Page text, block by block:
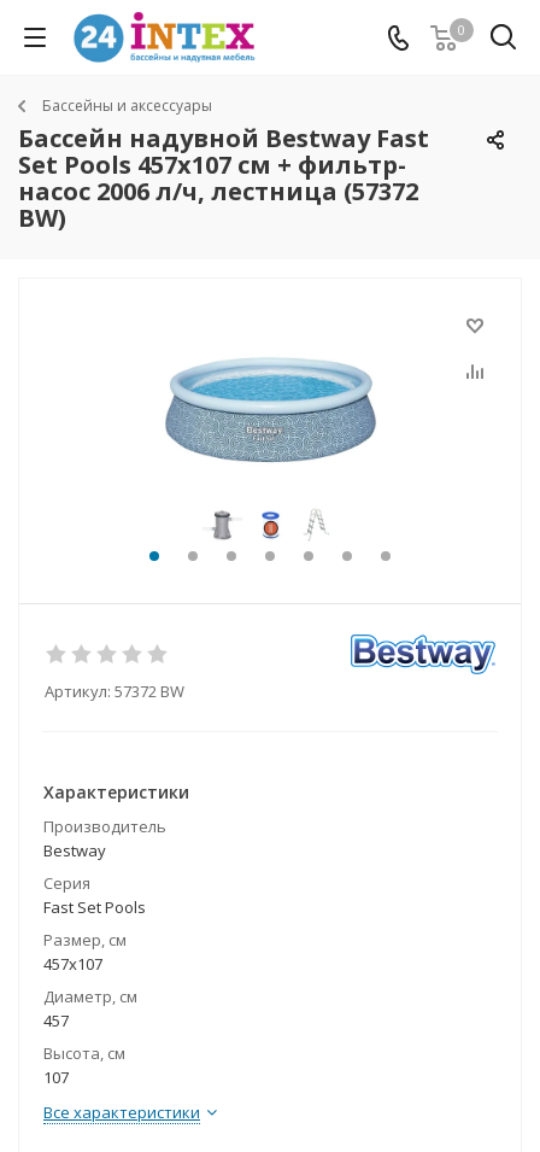
0
Бассейны и аксессуары
Бассейн надувной Bestway Fast
Set Pools 457х107 см + фильтр-
насос 2006 л/ч, лестница (57372
BW)
Артикул: 57372 BW
Характеристики
Производитель
Bestway
Серия
Fast Set Pools
Размер, см
457x107
Диаметр, см
457
Высота, см
107
Все характеристики